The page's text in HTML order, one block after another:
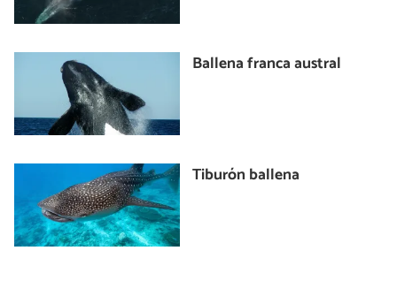
Ballena franca austral
Tiburón ballena